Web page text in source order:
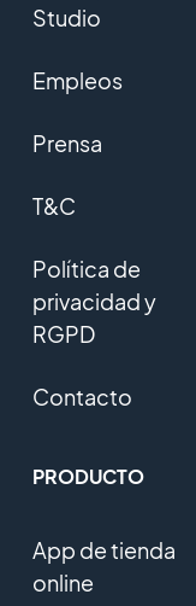
Studio
Empleos
Prensa
T&C
Política de
privacidad y
RGPD
Contacto
PRODUCTO
App de tienda
online